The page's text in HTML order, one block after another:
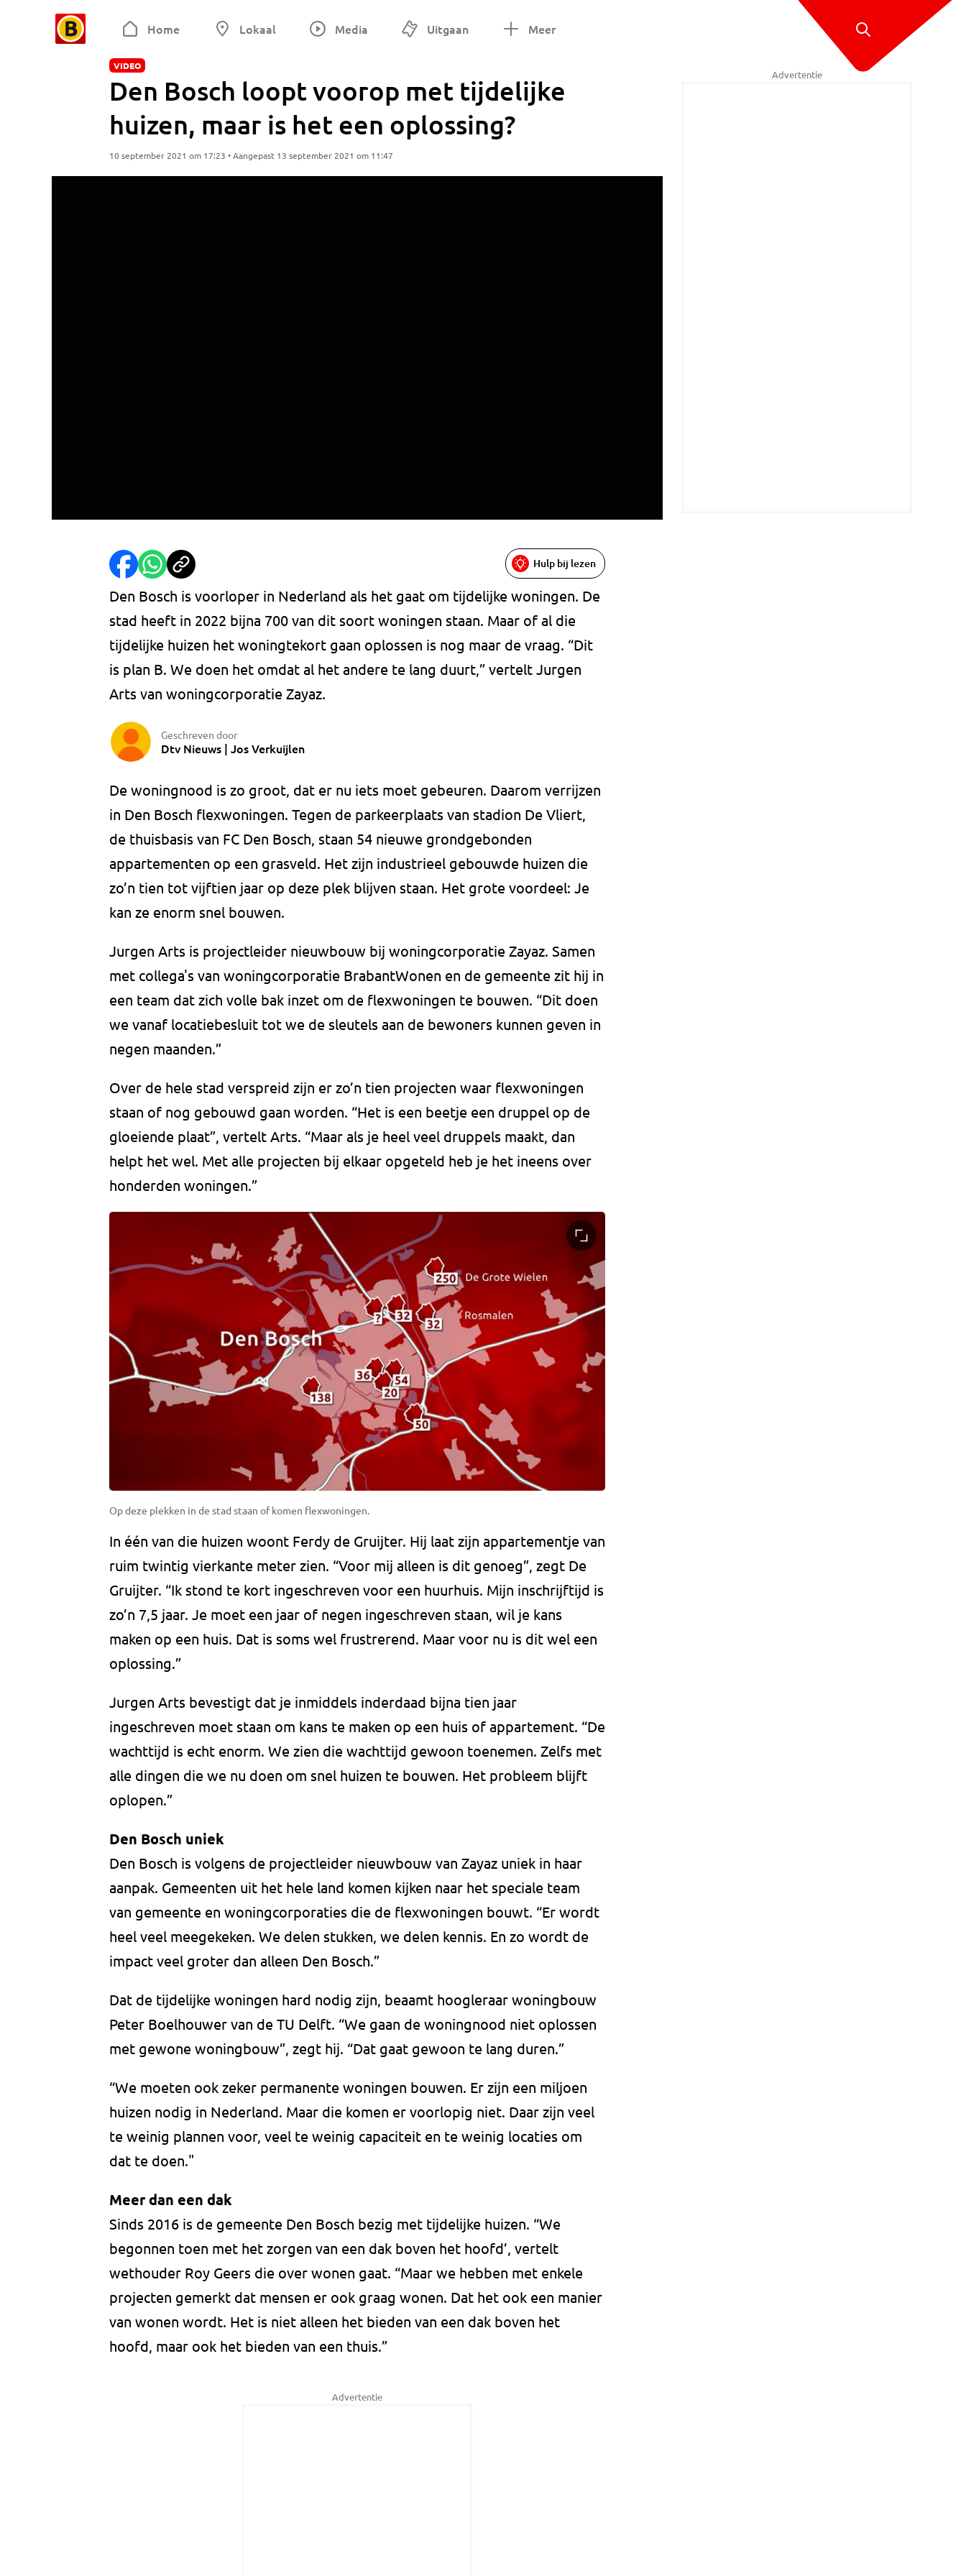
Home Lokaal Media Uitgaan Meer
VIDEO
Den Bosch loopt voorop met tijdelijke
huizen, maar is het een oplossing?
10 september 2021 om 17:23 • Aangepast 13 september 2021 om 11:47
Hulp bij lezen
Den Bosch is voorloper in Nederland als het gaat om tijdelijke woningen. De
stad heeft in 2022 bijna 700 van dit soort woningen staan. Maar of al die
tijdelijke huizen het woningtekort gaan oplossen is nog maar de vraag. “Dit
is plan B. We doen het omdat al het andere te lang duurt,” vertelt Jurgen
Arts van woningcorporatie Zayaz.
Geschreven door
Dtv Nieuws | Jos Verkuijlen
De woningnood is zo groot, dat er nu iets moet gebeuren. Daarom verrijzen
in Den Bosch flexwoningen. Tegen de parkeerplaats van stadion De Vliert,
de thuisbasis van FC Den Bosch, staan 54 nieuwe grondgebonden
appartementen op een grasveld. Het zijn industrieel gebouwde huizen die
zo’n tien tot vijftien jaar op deze plek blijven staan. Het grote voordeel: Je
kan ze enorm snel bouwen.
Jurgen Arts is projectleider nieuwbouw bij woningcorporatie Zayaz. Samen
met collega's van woningcorporatie BrabantWonen en de gemeente zit hij in
een team dat zich volle bak inzet om de flexwoningen te bouwen. “Dit doen
we vanaf locatiebesluit tot we de sleutels aan de bewoners kunnen geven in
negen maanden.”
Over de hele stad verspreid zijn er zo’n tien projecten waar flexwoningen
staan of nog gebouwd gaan worden. “Het is een beetje een druppel op de
gloeiende plaat”, vertelt Arts. “Maar als je heel veel druppels maakt, dan
helpt het wel. Met alle projecten bij elkaar opgeteld heb je het ineens over
honderden woningen.”
Op deze plekken in de stad staan of komen flexwoningen.
In één van die huizen woont Ferdy de Gruijter. Hij laat zijn appartementje van
ruim twintig vierkante meter zien. “Voor mij alleen is dit genoeg”, zegt De
Gruijter. “Ik stond te kort ingeschreven voor een huurhuis. Mijn inschrijftijd is
zo’n 7,5 jaar. Je moet een jaar of negen ingeschreven staan, wil je kans
maken op een huis. Dat is soms wel frustrerend. Maar voor nu is dit wel een
oplossing.”
Jurgen Arts bevestigt dat je inmiddels inderdaad bijna tien jaar
ingeschreven moet staan om kans te maken op een huis of appartement. “De
wachttijd is echt enorm. We zien die wachttijd gewoon toenemen. Zelfs met
alle dingen die we nu doen om snel huizen te bouwen. Het probleem blijft
oplopen.”
Den Bosch uniek
Den Bosch is volgens de projectleider nieuwbouw van Zayaz uniek in haar
aanpak. Gemeenten uit het hele land komen kijken naar het speciale team
van gemeente en woningcorporaties die de flexwoningen bouwt. “Er wordt
heel veel meegekeken. We delen stukken, we delen kennis. En zo wordt de
impact veel groter dan alleen Den Bosch.”
Dat de tijdelijke woningen hard nodig zijn, beaamt hoogleraar woningbouw
Peter Boelhouwer van de TU Delft. “We gaan de woningnood niet oplossen
met gewone woningbouw”, zegt hij. “Dat gaat gewoon te lang duren.”
“We moeten ook zeker permanente woningen bouwen. Er zijn een miljoen
huizen nodig in Nederland. Maar die komen er voorlopig niet. Daar zijn veel
te weinig plannen voor, veel te weinig capaciteit en te weinig locaties om
dat te doen."
Meer dan een dak
Sinds 2016 is de gemeente Den Bosch bezig met tijdelijke huizen. “We
begonnen toen met het zorgen van een dak boven het hoofd’, vertelt
wethouder Roy Geers die over wonen gaat. “Maar we hebben met enkele
projecten gemerkt dat mensen er ook graag wonen. Dat het ook een manier
van wonen wordt. Het is niet alleen het bieden van een dak boven het
hoofd, maar ook het bieden van een thuis.”
Advertentie
Advertentie